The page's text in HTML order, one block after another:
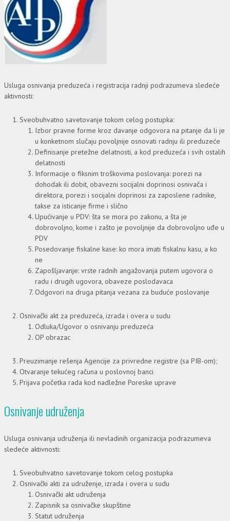
Usluga osnivanja preduzeća i registracija radnji podrazumeva sledeće
aktivnosti:
Sveobuhvatno savetovanje tokom celog postupka:
Izbor pravne forme kroz davanje odgovora na pitanje da li je
u konketnom slučaju povoljnije osnovati radnju ili preduzeće
Definisanje pretežne delatnosti, a kod preduzeća i svih ostalih
delatnosti
Informacije o fiksnim troškovima poslovanja: porezi na
dohodak ili dobit, obavezni socijalni doprinosi osnivača i
direktora, porezi i socijalni doprinosi za zaposlene radnike,
takse za isticanje firme i slično
Upućivanje u PDV: šta se mora po zakonu, a šta je
dobrovoljno, kome i zašto je povoljnije da dobrovoljno uđe u
PDV
Posedovanje fiskalne kase: ko mora imati fiskalnu kasu, a ko
ne
Zapošljavanje: vrste radnih angažovanja putem ugovora o
radu i drugih ugovora, obaveze poslodavaca
Odgovori na druga pitanja vezana za buduće poslovanje
Osnivački akt za preduzeća, izrada i overa u sudu
Odluka/Ugovor o osnivanju preduzeća
OP obrazac
Preuzimanje rešenja Agencije za privredne registre (sa PIB-om);
Otvaranje tekućeg računa u poslovnoj banci
Prijava početka rada kod nadležne Poreske uprave
Osnivanje udruženja
Usluga osnivanja udruženja ili nevladinih organizacija podrazumeva
sledeće aktivnosti:
Sveobuhvatno savetovanje tokom celog postupka
Osnivački akti za udruženje, izrada i overa u sudu
Osnivački akt udruženja
Zapisnik sa osnivačke skupštine
Statut udruženja